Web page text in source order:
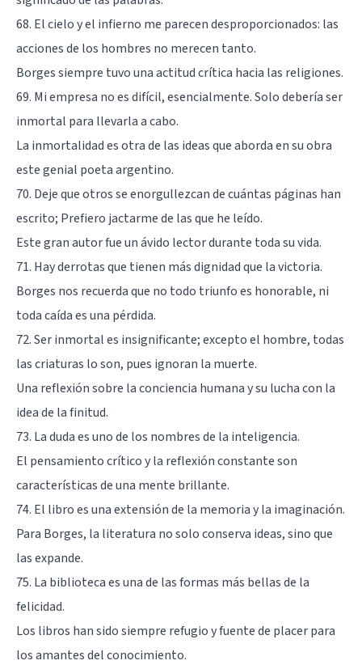
68. El cielo y el infierno me parecen desproporcionados: las
acciones de los hombres no merecen tanto.
Borges siempre tuvo una actitud crítica hacia las religiones.
69. Mi empresa no es difícil, esencialmente. Solo debería ser
inmortal para llevarla a cabo.
La inmortalidad es otra de las ideas que aborda en su obra
este genial poeta argentino.
70. Deje que otros se enorgullezcan de cuántas páginas han
escrito; Prefiero jactarme de las que he leído.
Este gran autor fue un ávido lector durante toda su vida.
71. Hay derrotas que tienen más dignidad que la victoria.
Borges nos recuerda que no todo triunfo es honorable, ni
toda caída es una pérdida.
72. Ser inmortal es insignificante; excepto el hombre, todas
las criaturas lo son, pues ignoran la muerte.
Una reflexión sobre la conciencia humana y su lucha con la
idea de la finitud.
73. La duda es uno de los nombres de la inteligencia.
El pensamiento crítico y la reflexión constante son
características de una mente brillante.
74. El libro es una extensión de la memoria y la imaginación.
Para Borges, la literatura no solo conserva ideas, sino que
las expande.
75. La biblioteca es una de las formas más bellas de la
felicidad.
Los libros han sido siempre refugio y fuente de placer para
los amantes del conocimiento.